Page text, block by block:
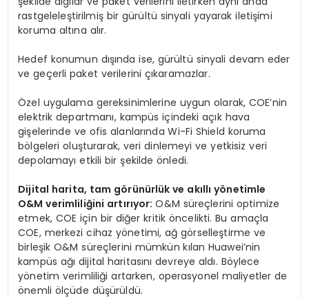
rastgeleleştirilmiş bir gürültü sinyali yayarak iletişimi
koruma altına alır.
Hedef konumun dışında ise, gürültü sinyali devam eder
ve geçerli paket verilerini çıkaramazlar.
Özel uygulama gereksinimlerine uygun olarak, COE’nin
elektrik departmanı, kampüs içindeki açık hava
gişelerinde ve ofis alanlarında Wi-Fi Shield koruma
bölgeleri oluşturarak, veri dinlemeyi ve yetkisiz veri
depolamayı etkili bir şekilde önledi.
Dijital harita, tam görünürlük ve akıllı yönetimle
O&M verimliliğini artırıyor:O&M süreçlerini optimize
etmek, COE için bir diğer kritik öncelikti. Bu amaçla
COE, merkezi cihaz yönetimi, ağ görselleştirme ve
birleşik O&M süreçlerini mümkün kılan Huawei’nin
kampüs ağı dijital haritasını devreye aldı. Böylece
yönetim verimliliği artarken, operasyonel maliyetler de
önemli ölçüde düşürüldü.